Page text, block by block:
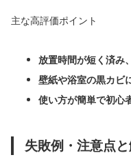
主な高評価ポイント
放置時間が短く済み
壁紙や浴室の黒カビ
使い方が簡単で初心
失敗例・注意点